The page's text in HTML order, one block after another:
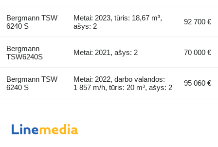
Bergmann TSW
6240 S
Metai: 2023, tūris: 18,67 m³,
ašys: 2
92 700 €
Bergmann
TSW6240S
Metai: 2021, ašys: 2 70 000 €
Bergmann TSW
6240 S
Metai: 2022, darbo valandos:
1 857 m/h, tūris: 20 m³, ašys: 2
95 060 €